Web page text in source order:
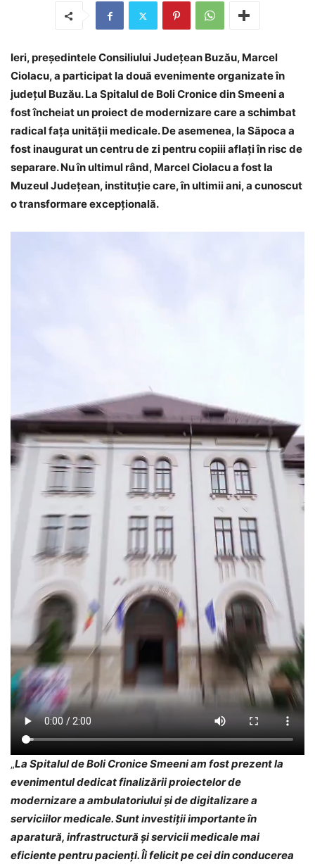
Ieri, președintele Consiliului Județean Buzău, Marcel
Ciolacu, a participat la două evenimente organizate în
județul Buzău. La Spitalul de Boli Cronice din Smeeni a
fost încheiat un proiect de modernizare care a schimbat
radical fața unității medicale. De asemenea, la Săpoca a
fost inaugurat un centru de zi pentru copiii aflați în risc de
separare. Nu în ultimul rând, Marcel Ciolacu a fost la
Muzeul Județean, instituție care, în ultimii ani, a cunoscut
o transformare excepțională.
„La Spitalul de Boli Cronice Smeeni am fost prezent la
evenimentul dedicat finalizării proiectelor de
modernizare a ambulatoriului și de digitalizare a
serviciilor medicale. Sunt investiții importante în
aparatură, infrastructură și servicii medicale mai
eficiente pentru pacienți. Îi felicit pe cei din conducerea